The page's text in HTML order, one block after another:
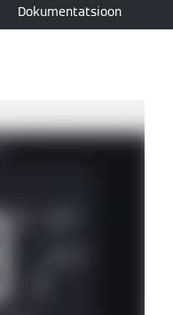
Dokumentatsioon